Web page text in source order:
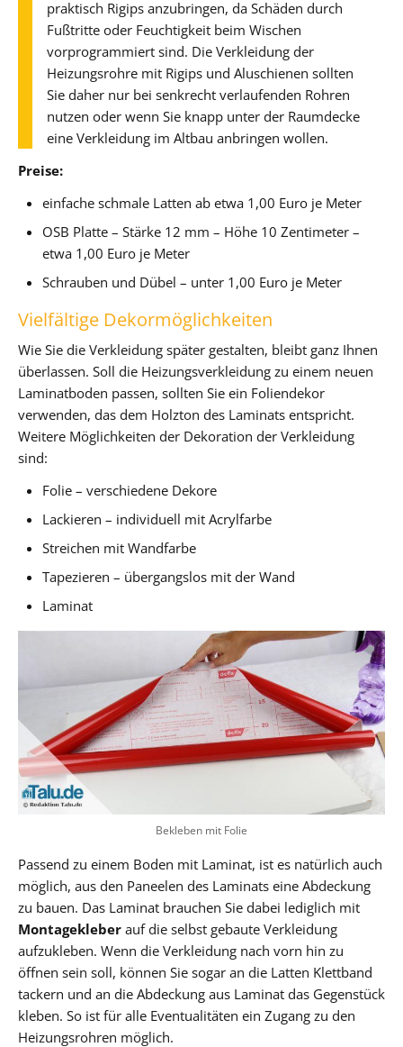
praktisch Rigips anzubringen, da Schäden durch
Fußtritte oder Feuchtigkeit beim Wischen
vorprogrammiert sind. Die Verkleidung der
Heizungsrohre mit Rigips und Aluschienen sollten
Sie daher nur bei senkrecht verlaufenden Rohren
nutzen oder wenn Sie knapp unter der Raumdecke
eine Verkleidung im Altbau anbringen wollen.
Preise:
einfache schmale Latten ab etwa 1,00 Euro je Meter
OSB Platte – Stärke 12 mm – Höhe 10 Zentimeter –
etwa 1,00 Euro je Meter
Schrauben und Dübel – unter 1,00 Euro je Meter
Vielfältige Dekormöglichkeiten
Wie Sie die Verkleidung später gestalten, bleibt ganz Ihnen
überlassen. Soll die Heizungsverkleidung zu einem neuen
Laminatboden passen, sollten Sie ein Foliendekor
verwenden, das dem Holzton des Laminats entspricht.
Weitere Möglichkeiten der Dekoration der Verkleidung
sind:
Folie – verschiedene Dekore
Lackieren – individuell mit Acrylfarbe
Streichen mit Wandfarbe
Tapezieren – übergangslos mit der Wand
Laminat
Bekleben mit Folie
Passend zu einem Boden mit Laminat, ist es natürlich auch
möglich, aus den Paneelen des Laminats eine Abdeckung
zu bauen. Das Laminat brauchen Sie dabei lediglich mit
Montagekleber auf die selbst gebaute Verkleidung
aufzukleben. Wenn die Verkleidung nach vorn hin zu
öffnen sein soll, können Sie sogar an die Latten Klettband
tackern und an die Abdeckung aus Laminat das Gegenstück
kleben. So ist für alle Eventualitäten ein Zugang zu den
Heizungsrohren möglich.